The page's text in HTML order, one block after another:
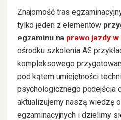
Znajomość tras
tylko jeden z elementów
egzaminu na prawo jazdy w
ośrodku szkolenia AS
kompleksowego
pod kątem umiejętności
psychologicznego podejścia
aktualizujemy naszą wiedzę
egzaminacyjnych i dzielimy